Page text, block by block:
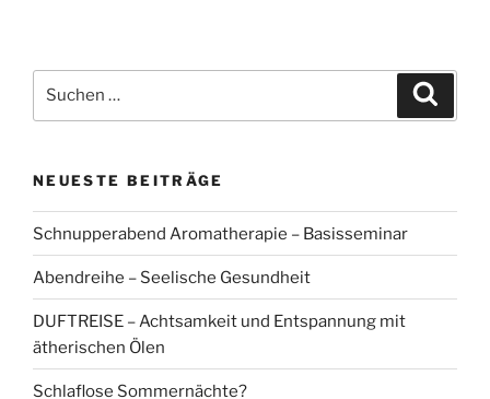
nach:
NEUESTE BEITRÄGE
Schnupperabend Aromatherapie – Basisseminar
Abendreihe – Seelische Gesundheit
DUFTREISE – Achtsamkeit und Entspannung mit
ätherischen Ölen
Schlaflose Sommernächte?